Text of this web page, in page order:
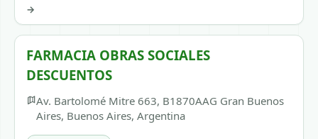
→
FARMACIA OBRAS SOCIALES
DESCUENTOS
Av. Bartolomé Mitre 663, B1870AAG Gran Buenos
Aires, Buenos Aires, Argentina